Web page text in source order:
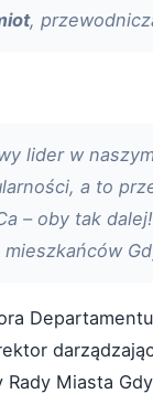
,
lider w
a to
– oby tak
Miasta